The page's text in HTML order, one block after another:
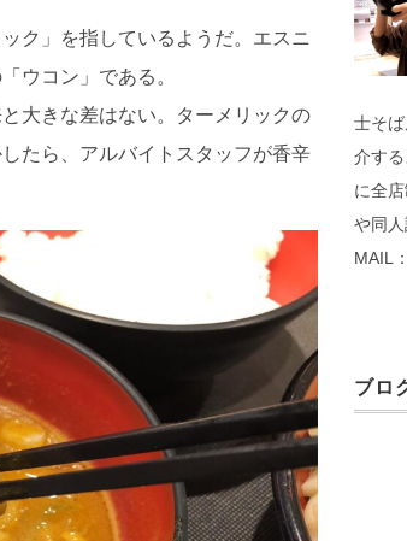
ク」を指しているようだ。エスニ
ウコン」である。
大きな差はない。ターメリックの
たら、アルバイトスタッフが香辛
士そ
介す
に全
や同人
MAIL
ブロ